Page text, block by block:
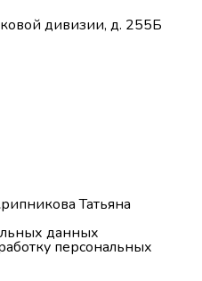
дивизии, д. 255Б
Татьяна
данных
персональных